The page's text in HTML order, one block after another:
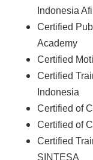
Indonesia
Certified
Academy
Certified
Certified
Indonesia
Certified of
Certified of
Certified
SINTESA